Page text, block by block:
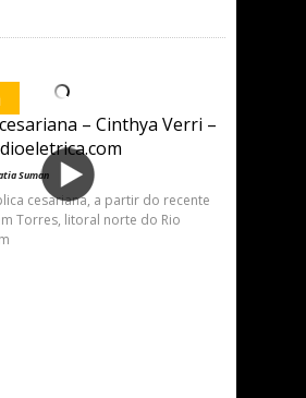
– Cinthya Verri –
Suman
cesariana, a partir do recente
Torres, litoral norte do Rio